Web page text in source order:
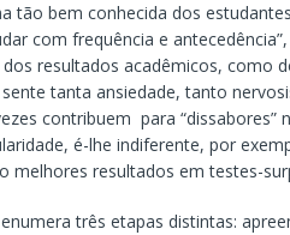
tão bem conhecida dos
com frequência e
resultados acadêmicos, como
tanta ansiedade, tanto
contribuem para “dissabores”
é-lhe indiferente, por
resultados em testes-
três etapas distintas: